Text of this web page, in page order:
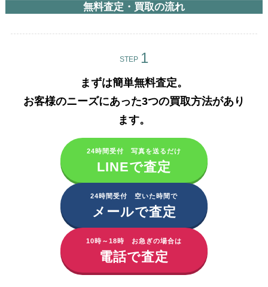
無料査定・買取の流れ
STEP
まずは簡単無料査定。
お客様のニーズにあった3つの買取方法があり
ます。​
24時間受付 写真を送るだけ
LINEで査定
24時間受付 空いた時間で
メールで査定
10時～18時 お急ぎの場合は
電話で査定